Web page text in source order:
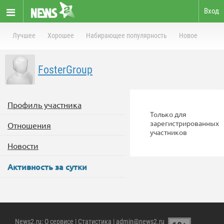
Вход
Лучшее Хорошее Набирающее популярность Новое
FosterGroup
Профиль участника
Отношения
Новости
Активность за сутки
Только для
зарегистрированных
участников
News2.ru: О сервисе | Статистика | admin@news2.ru